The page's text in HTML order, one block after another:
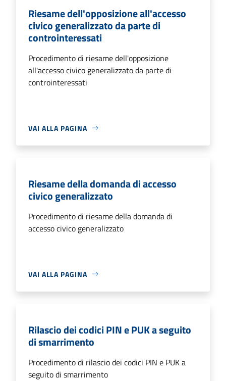
Riesame dell'opposizione all'accesso
civico generalizzato da parte di
controinteressati
Procedimento di riesame dell'opposizione
all'accesso civico generalizzato da parte di
controinteressati
VAI ALLA PAGINA
Riesame della domanda di accesso
civico generalizzato
Procedimento di riesame della domanda di
accesso civico generalizzato
VAI ALLA PAGINA
Rilascio dei codici PIN e PUK a seguito
di smarrimento
Procedimento di rilascio dei codici PIN e PUK a
seguito di smarrimento